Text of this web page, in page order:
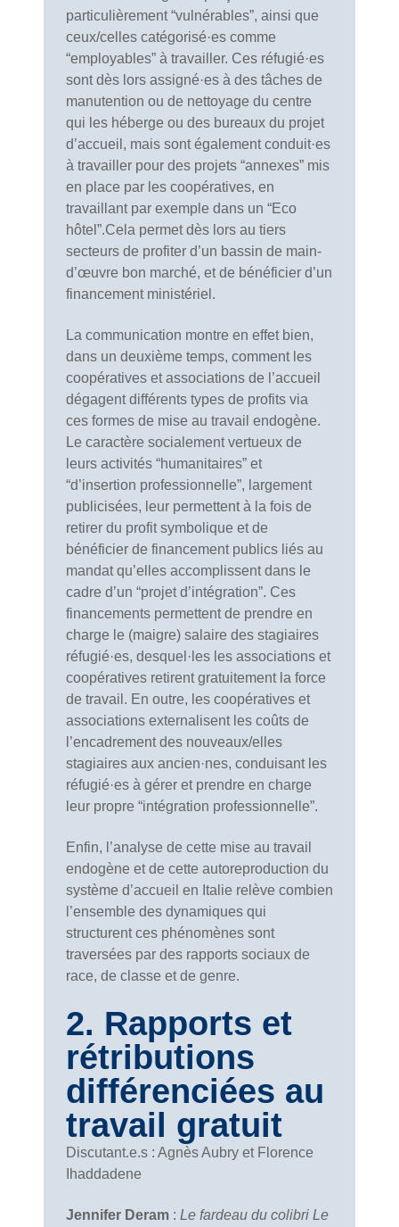
particulièrement “vulnérables”, ainsi que
ceux/celles catégorisé·es comme
“employables” à travailler. Ces réfugié·es
sont dès lors assigné·es à des tâches de
manutention ou de nettoyage du centre
qui les héberge ou des bureaux du projet
d’accueil, mais sont également conduit·es
à travailler pour des projets “annexes” mis
en place par les coopératives, en
travaillant par exemple dans un “Eco
hôtel”.Cela permet dès lors au tiers
secteurs de profiter d’un bassin de main-
d’œuvre bon marché, et de bénéficier d’un
financement ministériel.
La communication montre en effet bien,
dans un deuxième temps, comment les
coopératives et associations de l’accueil
dégagent différents types de profits via
ces formes de mise au travail endogène.
Le caractère socialement vertueux de
leurs activités “humanitaires” et
“d’insertion professionnelle”, largement
publicisées, leur permettent à la fois de
retirer du profit symbolique et de
bénéficier de financement publics liés au
mandat qu’elles accomplissent dans le
cadre d’un “projet d’intégration”. Ces
financements permettent de prendre en
charge le (maigre) salaire des stagiaires
réfugié·es, desquel·les les associations et
coopératives retirent gratuitement la force
de travail. En outre, les coopératives et
associations externalisent les coûts de
l’encadrement des nouveaux/elles
stagiaires aux ancien·nes, conduisant les
réfugié·es à gérer et prendre en charge
leur propre “intégration professionnelle”.
Enfin, l’analyse de cette mise au travail
endogène et de cette autoreproduction du
système d’accueil en Italie relève combien
l’ensemble des dynamiques qui
structurent ces phénomènes sont
traversées par des rapports sociaux de
race, de classe et de genre.
2. Rapports et
rétributions
différenciées au
travail gratuit
Discutant.e.s : Agnès Aubry et Florence
Ihaddadene
Jennifer Deram : Le fardeau du colibri Le